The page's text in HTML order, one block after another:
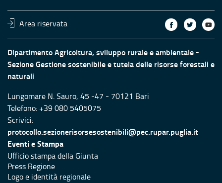
Area riservata
Dipartimento Agricoltura, sviluppo rurale e ambientale -
Sezione Gestione sostenibile e tutela delle risorse forestali e
naturali
Lungomare N. Sauro, 45 -47 - 70121 Bari
Telefono: +39 080 5405075
Scrivici:
protocollo.sezionerisorsesostenibili@pec.rupar.puglia.it
Eventi e Stampa
Ufficio stampa della Giunta
Press Regione
Logo e identità regionale